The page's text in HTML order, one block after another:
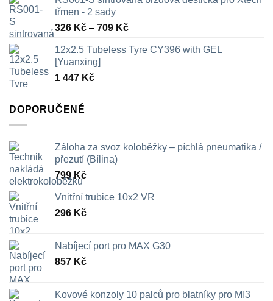
třmen - 2 sady
326 Kč – 709 KčRozpětí
326 Kč
12x2.5 Tubeless Tyre CY396 with GEL
[Yuanxing]
1 447 Kč
DOPORUČENÉ
Záloha za svoz koloběžky – píchlá pneumatika /
přezutí (Bílina)
799Kč
Vnitřní trubice 10x2 VR
296 Kč
Nabíjecí port pro MAX G30
857 Kč
Kovové konzoly 10 palců pro blatníky pro MI3